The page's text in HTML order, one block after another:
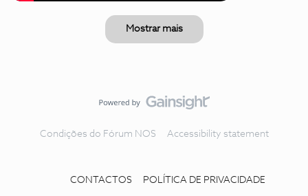
Mostrar mais
Condições do Fórum NOS Accessibility statement
CONTACTOS POLÍTICA DE PRIVACIDADE